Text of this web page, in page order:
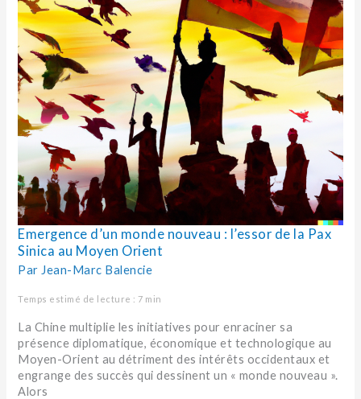
Emergence d’un monde nouveau : l’essor de la Pax
Sinica au Moyen Orient
Par Jean-Marc Balencie
Temps estimé de lecture : 7 min
La Chine multiplie les initiatives pour enraciner sa
présence diplomatique, économique et technologique au
Moyen-Orient au détriment des intérêts occidentaux et
engrange des succès qui dessinent un « monde nouveau ».
Alors
la
Pax
Sinica
au
Moyen
Orient